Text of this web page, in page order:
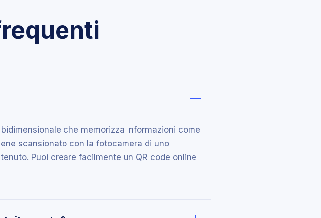
che memorizza informazioni come
scansionato con la fotocamera di uno
Puoi creare facilmente un QR code online